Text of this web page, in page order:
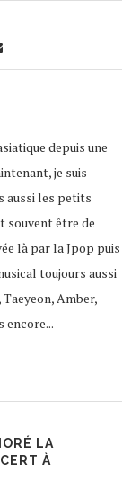
depuis une
je suis
aussi les petits
souvent être de
là par la Jpop puis
toujours aussi
Amber,
encore...
LA
À